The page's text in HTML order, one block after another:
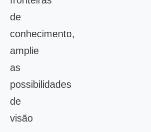
de
conhecimento,
amplie
as
possibilidades
de
visão